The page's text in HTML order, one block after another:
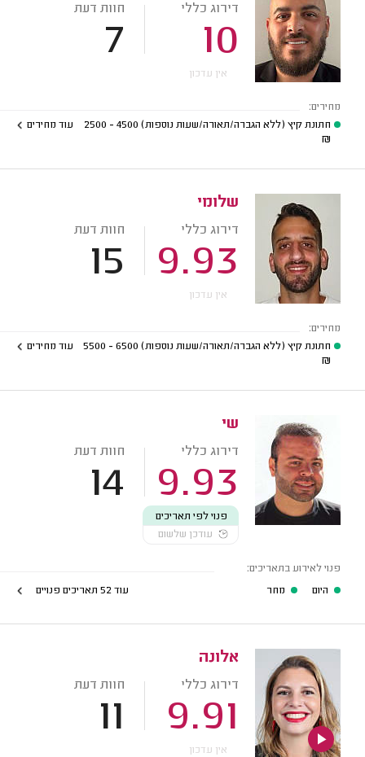
דירוג כללי
10
חוות דעת
7
אין עדכון
מחירים:
חתונת קיץ (ללא הגברה/תאורה/שעות נוספות) 4500 - 2500
₪
עוד מחירים
שלומי
דירוג כללי
9.93
חוות דעת
15
אין עדכון
מחירים:
חתונת קיץ (ללא הגברה/תאורה/שעות נוספות) 6500 - 5500
₪
עוד מחירים
שי
דירוג כללי
9.93
חוות דעת
14
פנוי לפי תאריכים
עודכן שלשום
פנוי לאירוע בתאריכים:
היום
מחר עוד 52 תאריכים פנויים
אלונה
דירוג כללי
9.91
חוות דעת
11
אין עדכון